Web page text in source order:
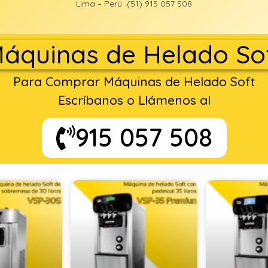
Lima – Perú (51) 915 057 508
de Helado
Para Comprar Máquinas de Helado Soft
Escríbanos o Llámenos al
915 057 508